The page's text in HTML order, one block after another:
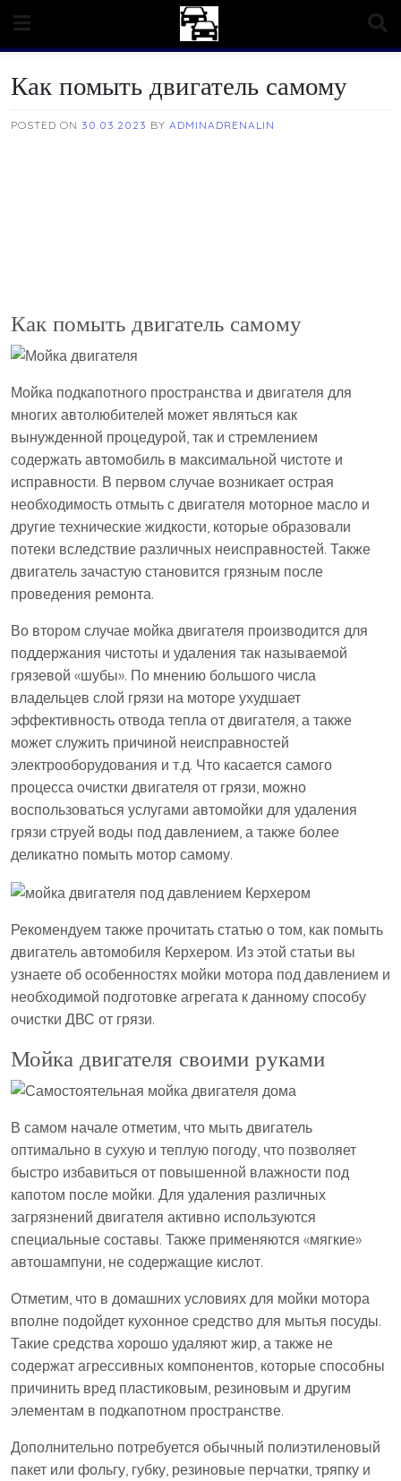
content
Как помыть двигатель самому
POSTED ON 30.03.2023 BY ADMINADRENALIN
Как помыть двигатель самому
Мойка подкапотного пространства и двигателя для
многих автолюбителей может являться как
вынужденной процедурой, так и стремлением
содержать автомобиль в максимальной чистоте и
исправности. В первом случае возникает острая
необходимость отмыть с двигателя моторное масло и
другие технические жидкости, которые образовали
потеки вследствие различных неисправностей. Также
двигатель зачастую становится грязным после
проведения ремонта.
Во втором случае мойка двигателя производится для
поддержания чистоты и удаления так называемой
грязевой «шубы». По мнению большого числа
владельцев слой грязи на моторе ухудшает
эффективность отвода тепла от двигателя, а также
может служить причиной неисправностей
электрооборудования и т.д. Что касается самого
процесса очистки двигателя от грязи, можно
воспользоваться услугами автомойки для удаления
грязи струей воды под давлением, а также более
деликатно помыть мотор самому.
Рекомендуем также прочитать статью о том, как помыть
двигатель автомобиля Керхером. Из этой статьи вы
узнаете об особенностях мойки мотора под давлением и
необходимой подготовке агрегата к данному способу
очистки ДВС от грязи.
Мойка двигателя своими руками
В самом начале отметим, что мыть двигатель
оптимально в сухую и теплую погоду, что позволяет
быстро избавиться от повышенной влажности под
капотом после мойки. Для удаления различных
загрязнений двигателя активно используются
специальные составы. Также применяются «мягкие»
автошампуни, не содержащие кислот.
Отметим, что в домашних условиях для мойки мотора
вполне подойдет кухонное средство для мытья посуды.
Такие средства хорошо удаляют жир, а также не
содержат агрессивных компонентов, которые способны
причинить вред пластиковым, резиновым и другим
элементам в подкапотном пространстве.
Дополнительно потребуется обычный полиэтиленовый
пакет или фольгу, губку, резиновые перчатки, тряпку и